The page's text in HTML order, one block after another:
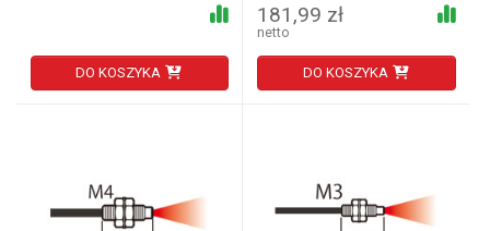
DO KOSZYKA
181,99 zł
netto
DO KOSZYKA